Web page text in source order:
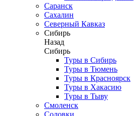
Саранск
Сахалин
Северный Кавказ
Сибирь
Назад
Сибирь
Туры в Сибирь
Туры в Тюмень
Туры в Красноярск
Туры в Хакасию
Туры в Тыву
Смоленск
Соловки